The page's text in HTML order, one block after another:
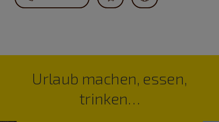
Urlaub machen, essen,
trinken…